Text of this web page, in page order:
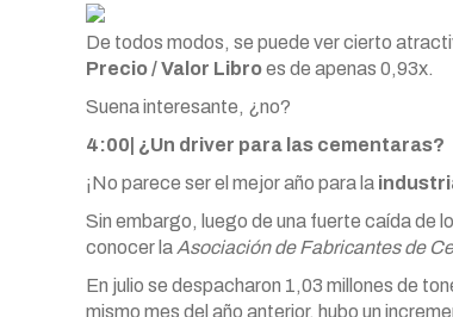
De todos modos, se puede ver cierto
Precio / Valor Libroes de apenas 0,93x.
Suena interesante, ¿no?
4:00| ¿Un driver para las cementaras?
¡No parece ser el mejor año para la
Sin embargo, luego de una fuerte caída de
conocer la Asociación de Fabricantes de
En julio se despacharon 1,03 millones de
mismo mes del año anterior, hubo un